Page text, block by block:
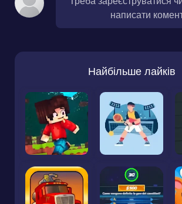
написати
Найбільше лайків